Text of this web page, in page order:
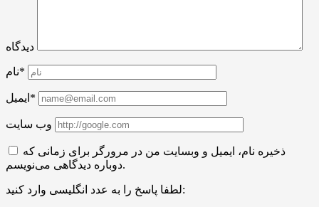
دیدگاه
نام*
ایمیل*
وب سایت
ذخیره نام، ایمیل و وبسایت من در مرورگر برای زمانی که
دوباره دیدگاهی می‌نویسم.
لطفا پاسخ را به عدد انگلیسی وارد کنید: